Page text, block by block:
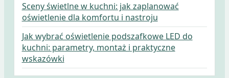
Sceny świetlne w kuchni: jak zaplanować
oświetlenie dla komfortu i nastroju
Jak wybrać oświetlenie podszafkowe LED do
kuchni: parametry, montaż i praktyczne
wskazówki